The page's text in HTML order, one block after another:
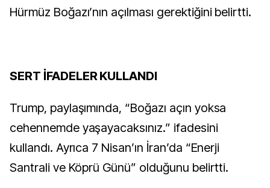
Hürmüz Boğazı’nın açılması gerektiğini belirtti.
SERT İFADELER KULLANDI
Trump, paylaşımında, “Boğazı açın yoksa
cehennemde yaşayacaksınız.” ifadesini
kullandı. Ayrıca 7 Nisan’ın İran’da “Enerji
Santrali ve Köprü Günü” olduğunu belirtti.